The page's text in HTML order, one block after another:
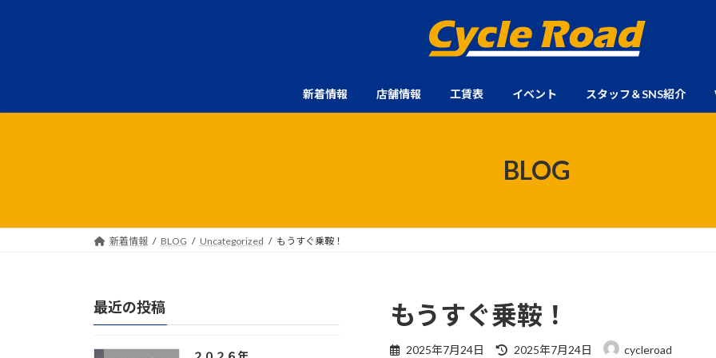
新着情報 店舗情報 工賃表 イベント スタッフ＆SNS紹介
BLOG
新着情報 BLOG Uncategorized もうすぐ乗鞍！
もうすぐ乗鞍！
2025年7月24日
最
2025年7月24日 cycleroad
最近の投稿